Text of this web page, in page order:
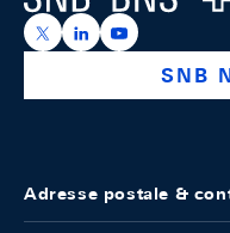
https://x.com/snb_bns
https://https://
SNB
Adresse postale &